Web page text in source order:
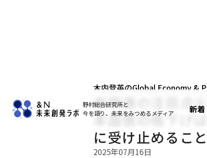
野村総合研究所と
今を語り、未来をみつめるメディア
新着
木内登英のGlobal Economy &
参院選の注目点
本国債の格下げ
に受け止めるこ
2025年07月16日